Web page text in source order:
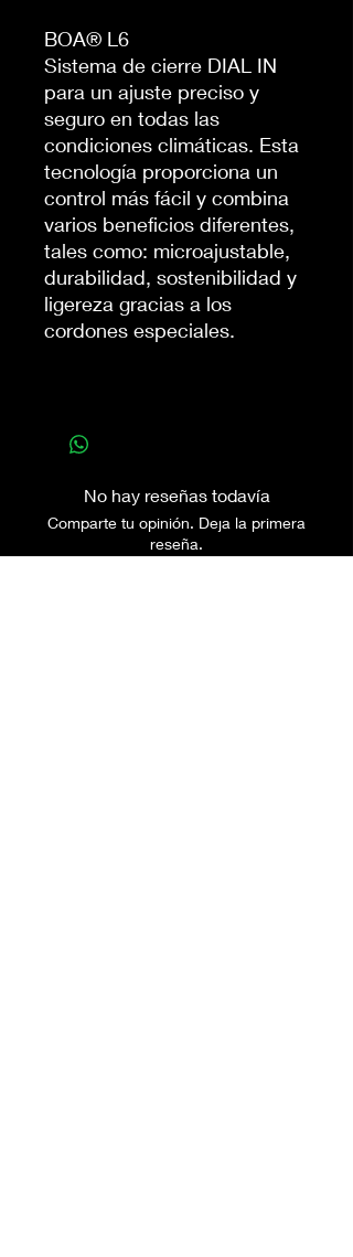
BOA® L6
Sistema de cierre DIAL IN
para un ajuste preciso y
seguro en todas las
condiciones climáticas. Esta
tecnología proporciona un
control más fácil y combina
varios beneficios diferentes,
tales como: microajustable,
durabilidad, sostenibilidad y
ligereza gracias a los
cordones especiales.
No hay reseñas todavía
Comparte tu opinión. Deja la primera
reseña.